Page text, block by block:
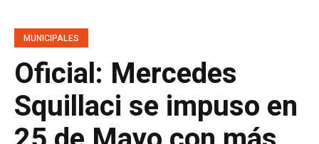
MUNICIPALES
Oficial: Mercedes
Squillaci se impuso en